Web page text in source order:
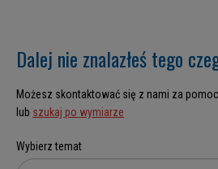
Dalej nie znalazłeś tego
Możesz skontaktować się z nami za
lub szukaj po wymiarze